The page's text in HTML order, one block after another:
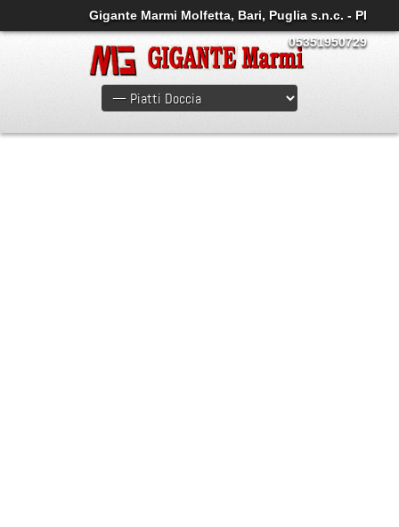
Gigante Marmi Molfetta, Bari, Puglia s.n.c. - PI
05351950729